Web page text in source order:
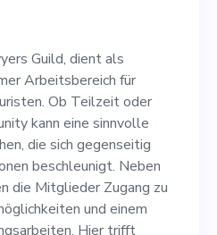
und
um unsere
Innovation
in
Guild, dient als
Arbeitsbereich für
Ob Teilzeit oder
kann eine sinnvolle
die sich gegenseitig
beschleunigt. Neben
die Mitglieder Zugang zu
und einem
Hier trifft